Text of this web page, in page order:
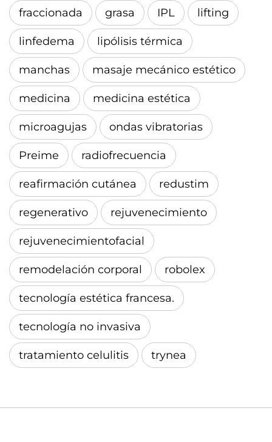
fraccionada grasa IPL lifting
linfedema lipólisis térmica
manchas masaje mecánico estético
medicina medicina estética
microagujas ondas vibratorias
Preime radiofrecuencia
reafirmación cutánea redustim
regenerativo rejuvenecimiento
rejuvenecimientofacial
remodelación corporal robolex
tecnología estética francesa.
tecnología no invasiva
tratamiento celulitis trynea